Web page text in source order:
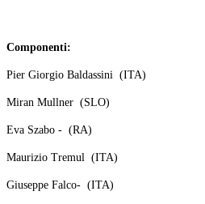
Componenti:
Pier Giorgio Baldassini (ITA)
Miran Mullner (SLO)
Eva Szabo - (RA)
Maurizio Tremul (ITA)
Giuseppe Falco- (ITA)